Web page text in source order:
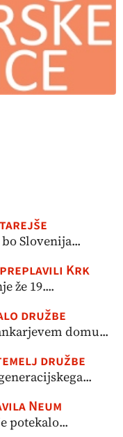
Slovenija...
Krk
že 19....
družbe
domu...
družbe
Neum
potekalo...